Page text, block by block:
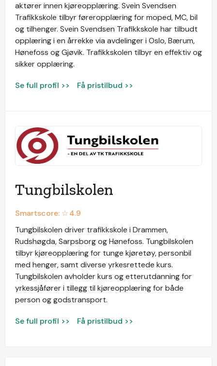
aktører innen kjøreopplæring. Svein Svendsen
Trafikkskole tilbyr føreropplæring for moped, MC, bil
og tilhenger. Svein Svendsen Trafikkskole har tilbudt
opplæring i en årrekke via avdelinger i Oslo, Bærum,
Hønefoss og Gjøvik. Trafikkskolen tilbyr en effektiv og
sikker opplæring.
Se full profil >> Få pristilbud >>
Tungbilskolen
Smartscore: ☆4.9
Tungbilskolen driver trafikkskole i Drammen,
Rudshøgda, Sarpsborg og Hønefoss. Tungbilskolen
tilbyr kjøreopplæring for tunge kjøretøy, personbil
med henger, samt diverse yrkesrettede kurs.
Tungbilskolen avholder kurs og etterutdanning for
yrkessjåfører i tillegg til kjøreopplæring for både
person og godstransport.
Se full profil >> Få pristilbud >>